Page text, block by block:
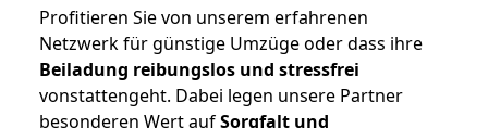
Profitieren Sie von unserem erfahrenen
Netzwerk für günstige Umzüge oder dass ihre
Beiladung reibungslos und stressfrei
vonstattengeht. Dabei legen unsere Partner
besonderen Wert aufSorgfalt und